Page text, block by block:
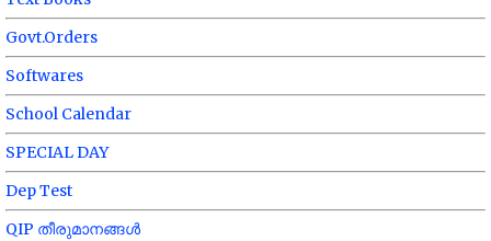
Govt.Orders
Softwares
School Calendar
SPECIAL DAY
Dep Test
QIP തീരുമാനങ്ങൾ